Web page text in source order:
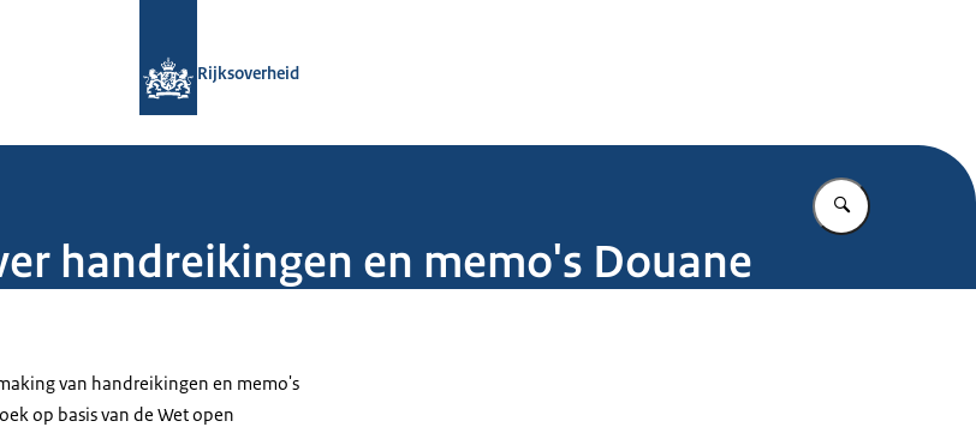
Rijksoverheid
Vul in wat u
handreikingen en memo's Douane
van handreikingen en memo's
op basis van de Wet open